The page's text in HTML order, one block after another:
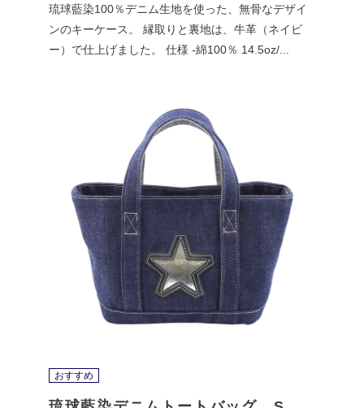
琉球藍染100％デニム生地を使った、無骨なデザイ
ンのキーケース。 縁取りと裏地は、牛革（ネイビ
ー）で仕上げました。 仕様 -綿100％ 14.5oz/...
おすすめ